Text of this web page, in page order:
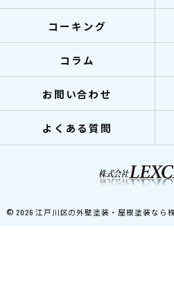
コーキング
コラム
お問い合わせ
よくある質問
© 2026 江戸川区の外壁塗装・屋根塗装なら株式